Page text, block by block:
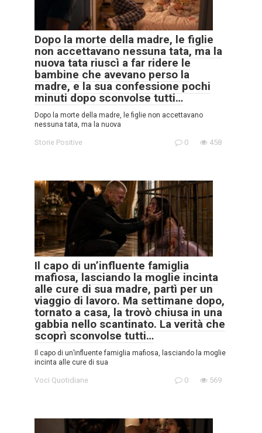
Dopo la morte della madre, le figlie
non accettavano nessuna tata, ma la
nuova tata riuscì a far ridere le
bambine che avevano perso la
madre, e la sua confessione pochi
minuti dopo sconvolse tutti…
Dopo la morte della madre, le figlie non accettavano
nessuna tata, ma la nuova
Storie Positive 0 458
Il capo di un’influente famiglia
mafiosa, lasciando la moglie incinta
alle cure di sua madre, partì per un
viaggio di lavoro. Ma settimane dopo,
tornato a casa, la trovò chiusa in una
gabbia nello scantinato. La verità che
scoprì sconvolse tutti…
Il capo di un’influente famiglia mafiosa, lasciando la moglie
incinta alle cure di sua
Voci Quotidiane 0 569